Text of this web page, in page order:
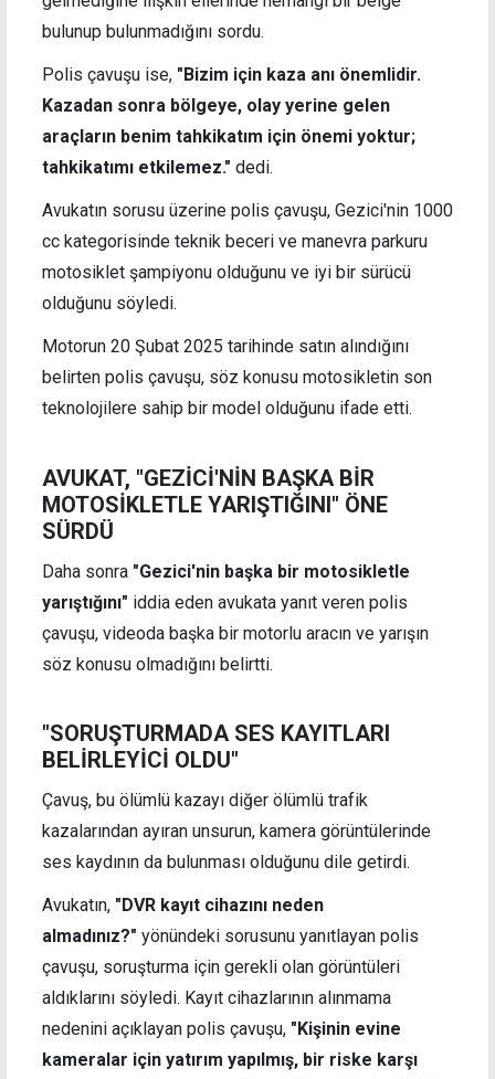
bulunup bulunmadığını sordu.
Polis çavuşu ise, "Bizim için kaza anı önemlidir.
Kazadan sonra bölgeye, olay yerine gelen
araçların benim tahkikatım için önemi yoktur;
tahkikatımı etkilemez." dedi.
Avukatın sorusu üzerine polis çavuşu, Gezici'nin 1000
cc kategorisinde teknik beceri ve manevra parkuru
motosiklet şampiyonu olduğunu ve iyi bir sürücü
olduğunu söyledi.
Motorun 20 Şubat 2025 tarihinde satın alındığını
belirten polis çavuşu, söz konusu motosikletin son
teknolojilere sahip bir model olduğunu ifade etti.
AVUKAT, "GEZİCİ'NİN BAŞKA BİR
MOTOSİKLETLE YARIŞTIĞINI" ÖNE
SÜRDÜ
Daha sonra "Gezici'nin başka bir motosikletle
yarıştığını" iddia eden avukata yanıt veren polis
çavuşu, videoda başka bir motorlu aracın ve yarışın
söz konusu olmadığını belirtti.
"SORUŞTURMADA SES KAYITLARI
BELİRLEYİCİ OLDU"
Çavuş, bu ölümlü kazayı diğer ölümlü trafik
kazalarından ayıran unsurun, kamera görüntülerinde
ses kaydının da bulunması olduğunu dile getirdi.
Avukatın, "DVR kayıt cihazını neden
almadınız?" yönündeki sorusunu yanıtlayan polis
çavuşu, soruşturma için gerekli olan görüntüleri
aldıklarını söyledi. Kayıt cihazlarının alınmama
nedenini açıklayan polis çavuşu, "Kişinin evine
kameralar için yatırım yapılmış, bir riske karşı